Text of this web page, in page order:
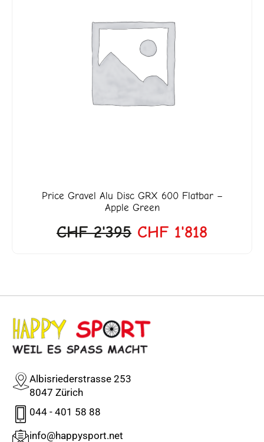
Price Gravel Alu Disc GRX 600 Flatbar –
Apple Green
CHF2'395
CHF 2'395
CHF 1'818
Albisriederstrasse 253
8047 Zürich
044 - 401 58 88
info@happysport.net